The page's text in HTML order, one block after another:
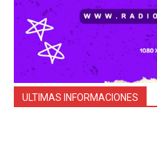
ULTIMAS INFORMACIONES